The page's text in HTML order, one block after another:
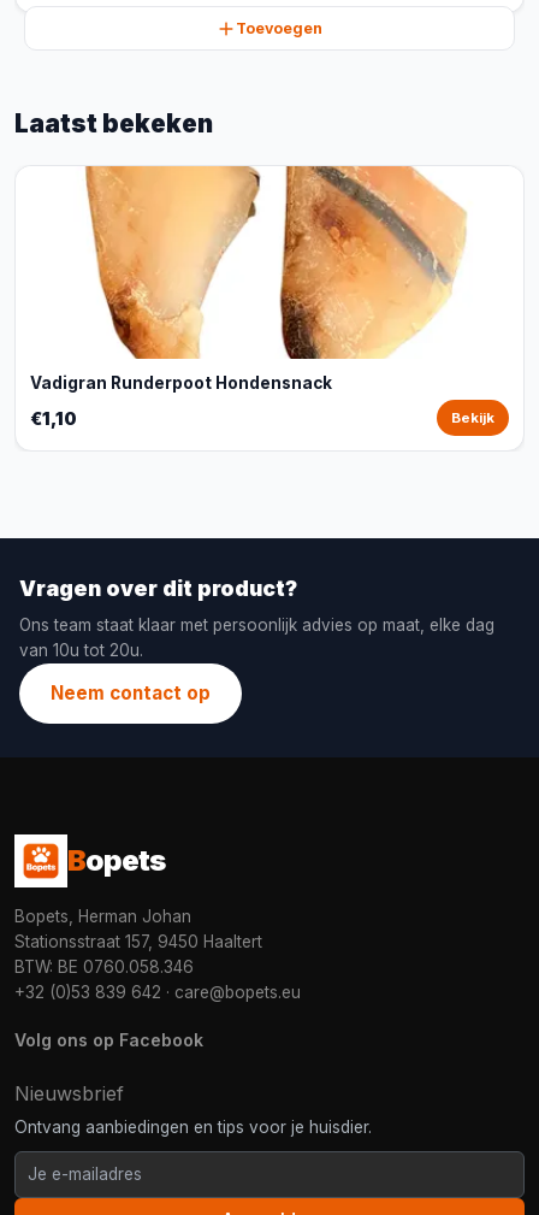
Toevoegen
Laatst bekeken
Vadigran Runderpoot Hondensnack
€1,10 Bekijk
Vragen over dit product?
Ons team staat klaar met persoonlijk advies op maat, elke dag
van 10u tot 20u.
Neem contact op
Bopets
Bopets, Herman Johan
Stationsstraat 157, 9450 Haaltert
BTW: BE 0760.058.346
+32 (0)53 839 642 · care@bopets.eu
Volg ons op Facebook
Nieuwsbrief
Ontvang aanbiedingen en tips voor je huisdier.